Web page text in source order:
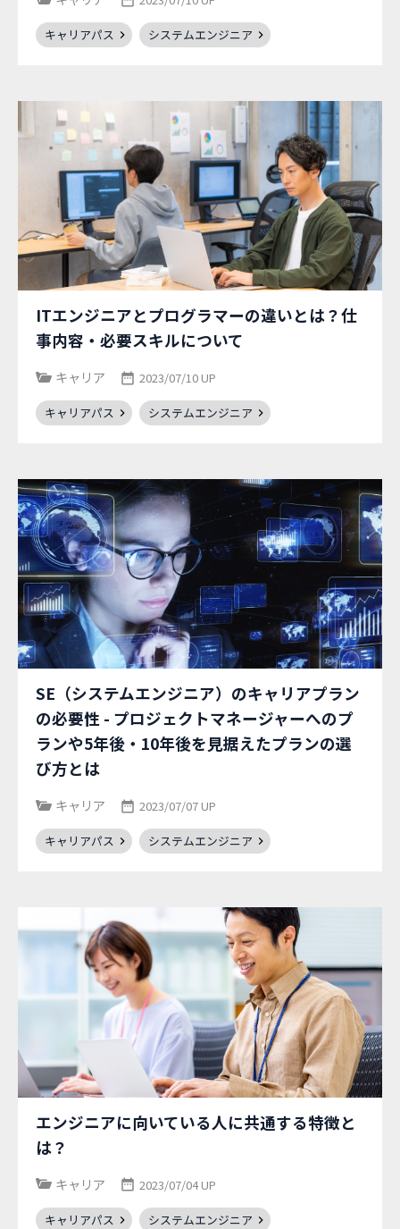
キャリアパス システムエンジニア
ITエンジニアとプログラマーの違いとは？仕
事内容・必要スキルについて
キャリア 2023/07/10 UP
キャリアパス システムエンジニア
SE（システムエンジニア）のキャリアプラン
の必要性 - プロジェクトマネージャーへのプ
ランや5年後・10年後を見据えたプランの選
び方とは
キャリア 2023/07/07 UP
キャリアパス システムエンジニア
エンジニアに向いている人に共通する特徴と
は？
キャリア 2023/07/04 UP
キャリアパス システムエンジニア